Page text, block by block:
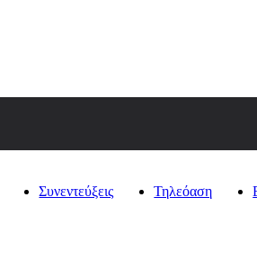
Συνεντεύξεις Τηλεόαση